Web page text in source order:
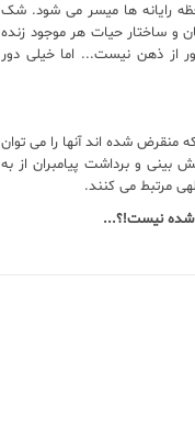
رایانه ها میسر می شود. شک
و ساختار حیات هر موجود زنده
از ذهن نیست... اما خیلی دور
منقرض شده اند آنها را می توان
و برداشت پیامبران از به
مرتبط می کنند.